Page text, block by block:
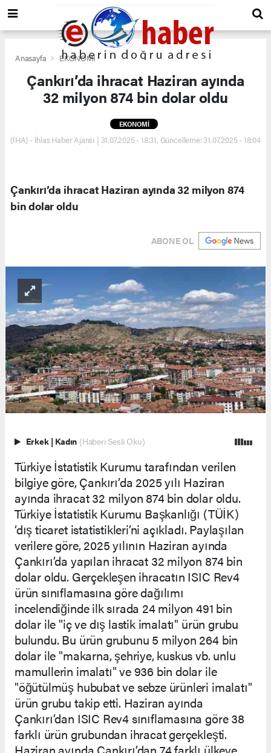
Anasayfa EKONOMİ
Çankırı’da ihracat Haziran ayında
32 milyon 874 bin dolar oldu
EKONOMİ
(İHA) - İhlas Haber Ajansı | 31.07.2025 - 18:31, Güncelleme: 31.07.2025 - 18:04
Çankırı’da ihracat Haziran ayında 32 milyon 874
bin dolar oldu
ABONE OL
Erkek | Kadın (Haberi Sesli Oku)
Türkiye İstatistik Kurumu tarafından verilen
bilgiye göre, Çankırı’da 2025 yılı Haziran
ayında ihracat 32 milyon 874 bin dolar oldu.
Türkiye İstatistik Kurumu Başkanlığı (TÜİK)
‘dış ticaret istatistikleri’ni açıkladı. Paylaşılan
verilere göre, 2025 yılının Haziran ayında
Çankırı’da yapılan ihracat 32 milyon 874 bin
dolar oldu. Gerçekleşen ihracatın ISIC Rev4
ürün sınıflamasına göre dağılımı
incelendiğinde ilk sırada 24 milyon 491 bin
dolar ile "iç ve dış lastik imalatı" ürün grubu
bulundu. Bu ürün grubunu 5 milyon 264 bin
dolar ile "makarna, şehriye, kuskus vb. unlu
mamullerin imalatı" ve 936 bin dolar ile
"öğütülmüş hububat ve sebze ürünleri imalatı"
ürün grubu takip etti. Haziran ayında
Çankırı’dan ISIC Rev4 sınıflamasına göre 38
farklı ürün grubundan ihracat gerçekleşti.